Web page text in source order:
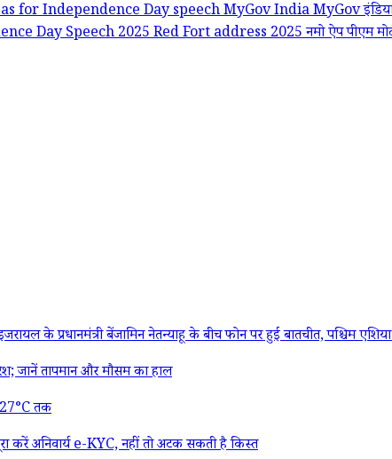
for Independence Day speechMyGov IndiaMyGov
Day Speech 2025Red Fort address 2025नमो ऐपपीएम
बेंजामिन नेतन्याहू के बीच फोन पर हुई बातचीत, पश्चिम एशिया की
तापमान और मौसम का हाल
27°C तक
अनिवार्य e-KYC, नहीं तो अटक सकती है किस्त